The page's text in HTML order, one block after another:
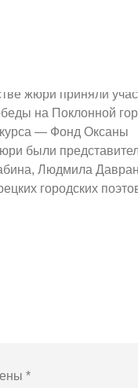
жюри приняли
на Поклонной
— Фонд Оксаны
были
Людмила
городских
*